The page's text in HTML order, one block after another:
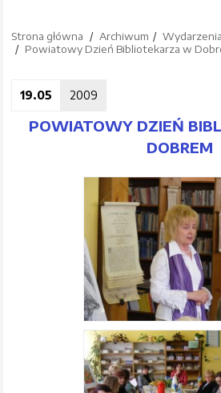
Strona główna Archiwum
Powiatowy Dzień Bibliotekarza w
19.05 2009
POWIATOWY DZIEŃ
DOBREM